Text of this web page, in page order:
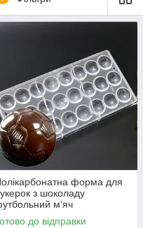
форма для
з шоколаду
м'яч
до відправки